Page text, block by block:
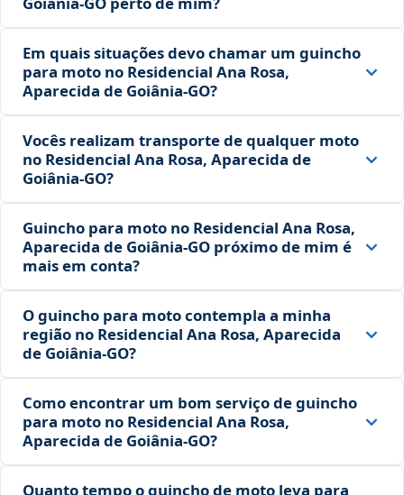
Em quais situações devo chamar um guincho
para moto no Residencial Ana Rosa,
Aparecida de Goiânia‑GO?
Vocês realizam transporte de qualquer moto
no Residencial Ana Rosa, Aparecida de
Goiânia‑GO?
Guincho para moto no Residencial Ana Rosa,
Aparecida de Goiânia‑GO próximo de mim é
mais em conta?
O guincho para moto contempla a minha
região no Residencial Ana Rosa, Aparecida
de Goiânia‑GO?
Como encontrar um bom serviço de guincho
para moto no Residencial Ana Rosa,
Aparecida de Goiânia‑GO?
Quanto tempo o guincho de moto leva para